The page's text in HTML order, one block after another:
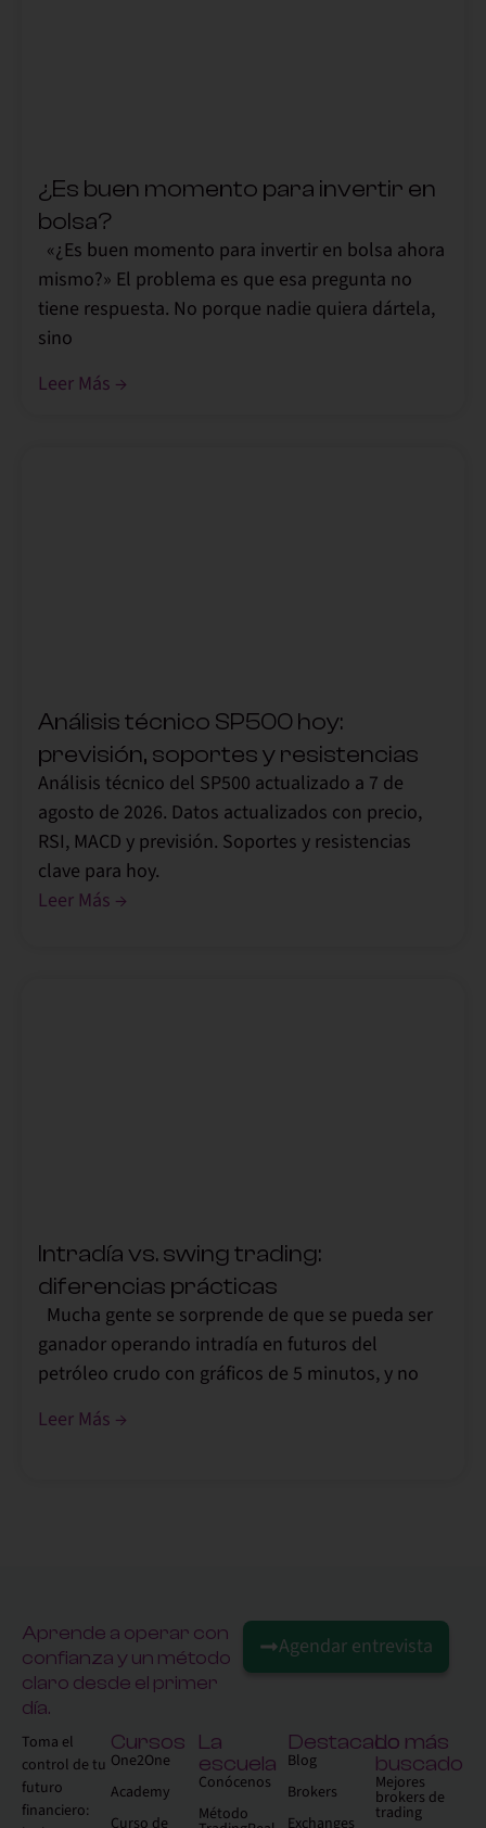
¿Es buen momento para invertir en
bolsa?
«¿Es buen momento para invertir en bolsa ahora
mismo?» El problema es que esa pregunta no
tiene respuesta. No porque nadie quiera dártela,
sino
Leer Más →
Análisis técnico SP500 hoy:
previsión, soportes y resistencias
Análisis técnico del SP500 actualizado a 7 de
agosto de 2026. Datos actualizados con precio,
RSI, MACD y previsión. Soportes y resistencias
clave para hoy.
Leer Más →
Intradía vs. swing trading:
diferencias prácticas
Mucha gente se sorprende de que se pueda ser
ganador operando intradía en futuros del
petróleo crudo con gráficos de 5 minutos, y no
Leer Más →
Aprende a operar con
confianza y un método
claro desde el primer
día.
Agendar entrevista
Toma el
control de tu
futuro
financiero:
Cursos
One2One
Academy
Curso de
La
escuela
Conócenos
Método
Destacado
Blog
Brokers
Exchanges
Lo más
buscado
Mejores
brokers de
trading